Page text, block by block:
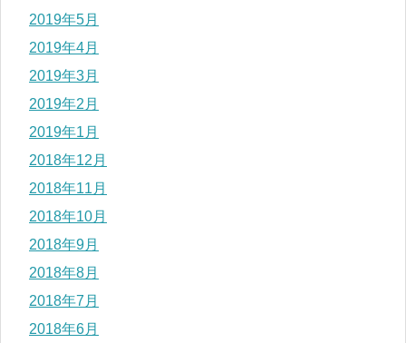
2019年5月
2019年4月
2019年3月
2019年2月
2019年1月
2018年12月
2018年11月
2018年10月
2018年9月
2018年8月
2018年7月
2018年6月